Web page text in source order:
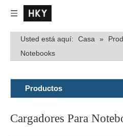
Usted está aquí: Casa »
Notebooks
Productos
Cargadores Para